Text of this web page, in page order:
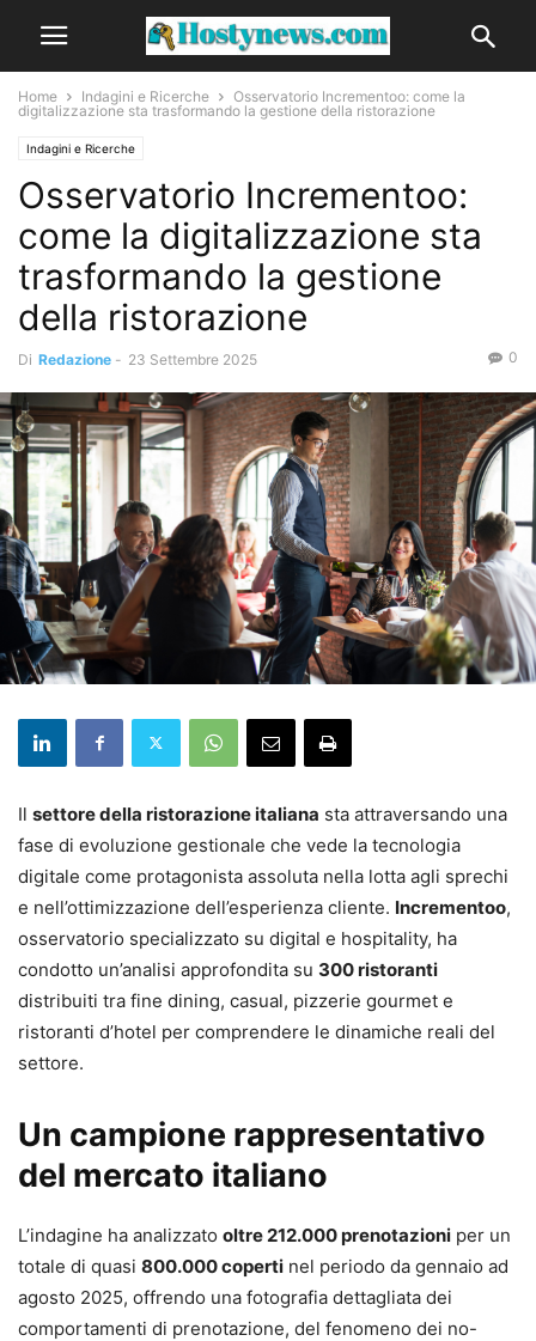
Home Indagini e Ricerche
Osservatorio Incrementoo: come la
digitalizzazione sta trasformando la gestione della ristorazione
Indagini e Ricerche
Osservatorio Incrementoo:
come la digitalizzazione sta
trasformando la gestione
della ristorazione
Di Redazione - 23 Settembre 2025 0
Il settore della ristorazione italiana sta attraversando una
fase di evoluzione gestionale che vede la tecnologia
digitale come protagonista assoluta nella lotta agli sprechi
e nell’ottimizzazione dell’esperienza cliente. Incrementoo,
osservatorio specializzato su digital e hospitality, ha
condotto un’analisi approfondita su 300 ristoranti
distribuiti tra fine dining, casual, pizzerie gourmet e
ristoranti d’hotel per comprendere le dinamiche reali del
settore.
Un campione rappresentativo
del mercato italiano
L’indagine ha analizzato oltre 212.000 prenotazioni per un
totale di quasi 800.000 coperti nel periodo da gennaio ad
agosto 2025, offrendo una fotografia dettagliata dei
comportamenti di prenotazione, del fenomeno dei no-